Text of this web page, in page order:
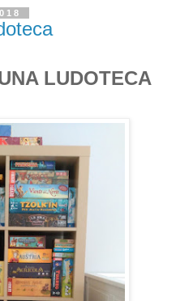
LUDOTECA